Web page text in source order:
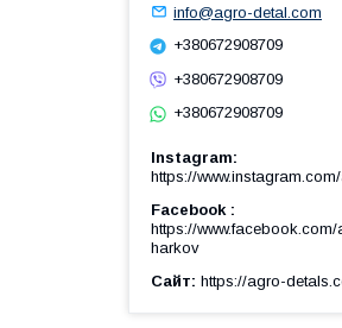
info@agro-detal.com
+380672908709
+380672908709
+380672908709
Instagram
https://
Facebook
https://
harkov
Сайт https://agro-